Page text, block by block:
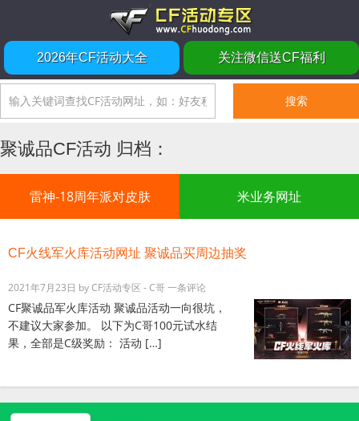
2026年CF活动大全 关注微信送CF福利
聚诚品CF活动 归档：
雷神-18周年派对皮肤 米业务网址
CF火线军火库活动网址 聚诚品买周边抽奖
2021年7月23日 byCF活动专区 - C哥一条评论
CF聚诚品军火库活动 聚诚品活动一向很坑，
不建议大家参加。 以下为C哥100元试水结
果，全部是C级奖励： 活动 […]